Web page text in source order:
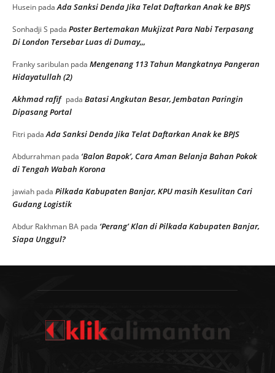
Husein padaAda Sanksi Denda Jika Telat Daftarkan Anak ke BPJS
Sonhadji S pada Poster Bertemakan Mukjizat Para Nabi Terpasang
Di London Tersebar Luas di Dumay,,,
Franky saribulan pada Mengenang 113 Tahun Mangkatnya Pangeran
Hidayatullah (2)
Akhmad rafif pada Batasi Angkutan Besar, Jembatan Paringin
Dipasang Portal
Fitri padaAda Sanksi Denda Jika Telat Daftarkan Anak ke BPJS
Abdurrahman pada ‘Balon Bapok’, Cara Aman Belanja Bahan Pokok
di Tengah Wabah Korona
jawiah pada Pilkada Kabupaten Banjar, KPU masih Kesulitan Cari
Gudang Logistik
Abdur Rakhman BA pada ‘Perang’ Klan di Pilkada Kabupaten Banjar,
Siapa Unggul?